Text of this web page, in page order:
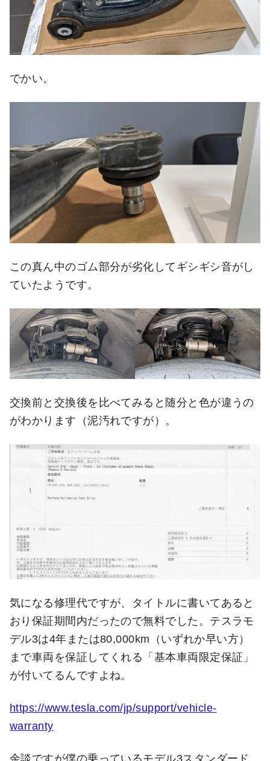
でかい。
この真ん中のゴム部分が劣化してギシギシ音がし
ていたようです。
交換前と交換後を比べてみると随分と色が違うの
がわかります（泥汚れですが）。
気になる修理代ですが、タイトルに書いてあると
おり保証期間内だったので無料でした。テスラモ
デル3は4年または80,000km（いずれか早い方）
まで車両を保証してくれる「基本車両限定保証」
が付いてるんですよね。
https://www.tesla.com/jp/support/vehicle-
warranty